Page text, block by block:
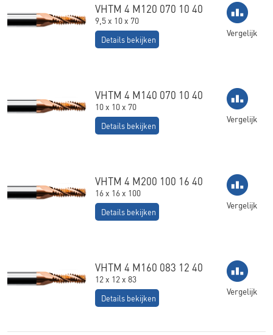
VHTM 4 M120 070 10 40
9,5 x 10 x 70
Details bekijken
Vergelijk
VHTM 4 M140 070 10 40
10 x 10 x 70
Details bekijken
Vergelijk
VHTM 4 M200 100 16 40
16 x 16 x 100
Details bekijken
Vergelijk
VHTM 4 M160 083 12 40
12 x 12 x 83
Details bekijken
Vergelijk